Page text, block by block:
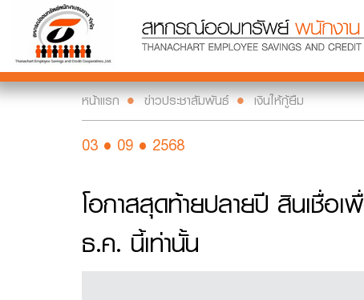
หน้าแรก ข่าวประชาสัมพันธ์ เงินให้กู้ยืม
03 • 09 • 2568
โอกาสสุดท้ายปลายปี สินเชื่อ
ธ.ค. นี้เท่านั้น